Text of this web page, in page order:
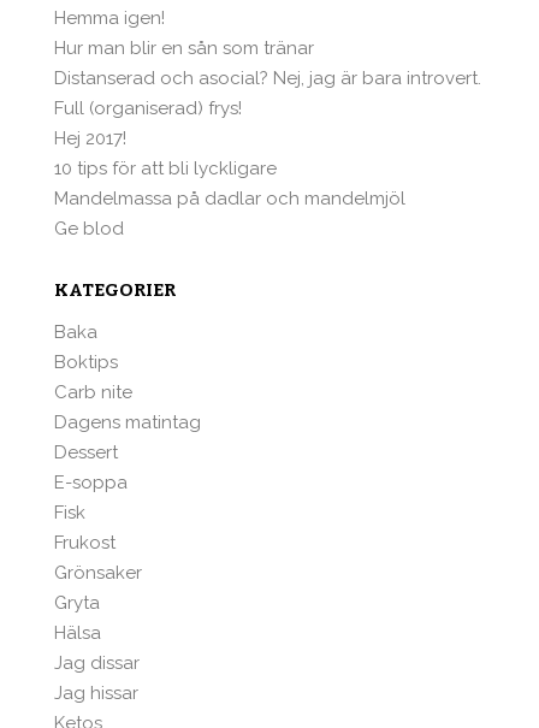
Hemma igen!
Hur man blir en sån som tränar
Distanserad och asocial? Nej, jag är bara introvert.
Full (organiserad) frys!
Hej 2017!
10 tips för att bli lyckligare
Mandelmassa på dadlar och mandelmjöl
Ge blod
KATEGORIER
Baka
Boktips
Carb nite
Dagens matintag
Dessert
E-soppa
Fisk
Frukost
Grönsaker
Gryta
Hälsa
Jag dissar
Jag hissar
Ketos